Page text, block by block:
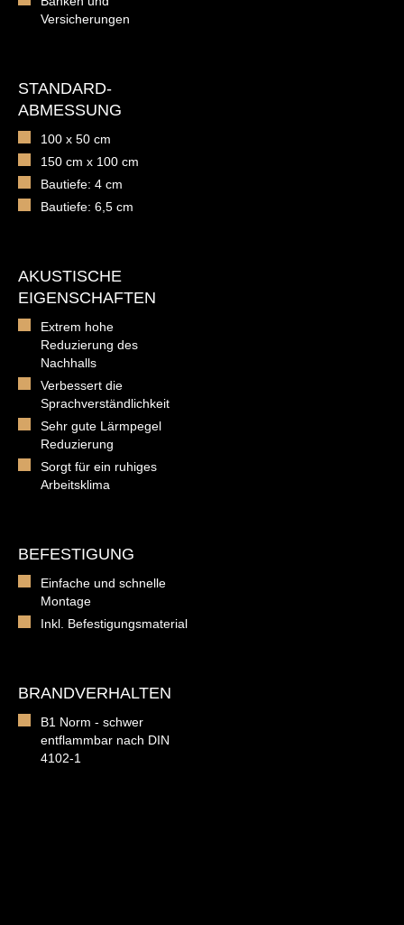
Versicherungen
STANDARD-
ABMESSUNG
100 x 50 cm
150 cm x 100 cm
Bautiefe: 4 cm
Bautiefe: 6,5 cm
AKUSTISCHE
EIGENSCHAFTEN
Extrem hohe
Reduzierung des
Nachhalls
Verbessert die
Sprachverständlichkeit
Sehr gute Lärmpegel
Reduzierung
Sorgt für ein ruhiges
Arbeitsklima
BEFESTIGUNG
Einfache und schnelle
Montage
Inkl. Befestigungsmaterial
BRANDVERHALTEN
B1 Norm - schwer
entflammbar nach DIN
4102-1